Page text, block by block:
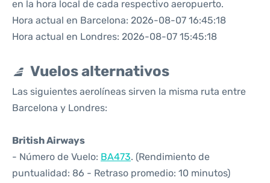
en la hora local de cada respectivo aeropuerto.
Hora actual en Barcelona: 2026-08-07 16:45:18
Hora actual en Londres: 2026-08-07 15:45:18
Vuelos alternativos
Las siguientes aerolíneas sirven la misma ruta entre
Barcelona y Londres:
British Airways
- Número de Vuelo: BA473. (Rendimiento de
puntualidad: 86 - Retraso promedio: 10 minutos)